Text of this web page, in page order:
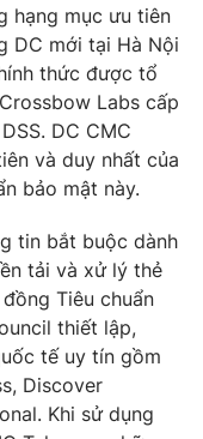
có sự chấp
khi phát hành lại
hạng mục ưu tiên
DC mới tại Hà Nội
thức được tổ
Labs cấp
DC CMC
và duy nhất của
bảo mật này.
tin bắt buộc dành
tải và xử lý thẻ
Tiêu chuẩn
thiết lập,
tế uy tín gồm
Discover
Khi sử dụng